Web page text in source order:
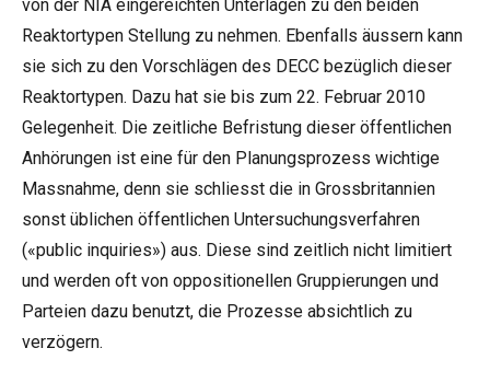
von der NIA eingereichten Unterlagen zu den beiden
Reaktortypen Stellung zu nehmen. Ebenfalls äussern kann
sie sich zu den Vorschlägen des DECC bezüglich dieser
Reaktortypen. Dazu hat sie bis zum 22. Februar 2010
Gelegenheit. Die zeitliche Befristung dieser öffentlichen
Anhörungen ist eine für den Planungsprozess wichtige
Massnahme, denn sie schliesst die in Grossbritannien
sonst üblichen öffentlichen Untersuchungsverfahren
(«public inquiries») aus. Diese sind zeitlich nicht limitiert
und werden oft von oppositionellen Gruppierungen und
Parteien dazu benutzt, die Prozesse absichtlich zu
verzögern.